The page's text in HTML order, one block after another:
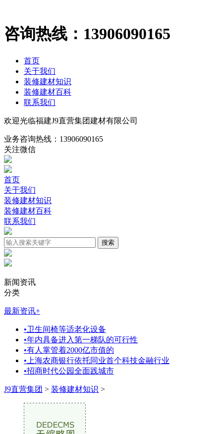
咨询热线： 13906090165
首页
关于我们
装修建材知识
装修建材百科
联系我们
欢迎光临福建J9直营集团建材有限公司
业务咨询热线： 13906090165
关注微信
首页
关于我们
装修建材知识
装修建材百科
联系我们
新闻资讯
分类
最新资讯+
•卫生间椅等适老化设备
•年内具备进入第一梯队的可行性
•有人掌管着2000亿市值的
• 上海农商银行依托同业首个科技金融行业
•招商时代公园全面践城市
J9直营集团 > 装修建材知识 >